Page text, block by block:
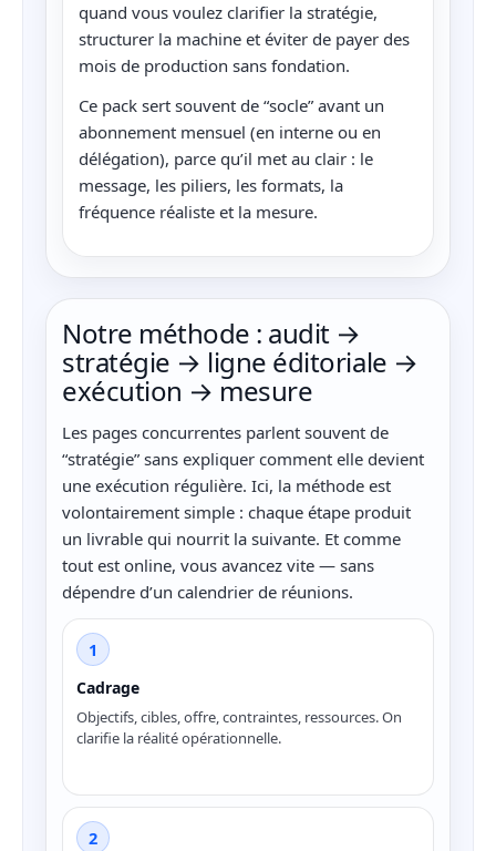
quand vous voulez clarifier la stratégie,
structurer la machine et éviter de payer des
mois de production sans fondation.
Ce pack sert souvent de “socle” avant un
abonnement mensuel (en interne ou en
délégation), parce qu’il met au clair : le
message, les piliers, les formats, la
fréquence réaliste et la mesure.
Notre méthode : audit →
stratégie → ligne éditoriale →
exécution → mesure
Les pages concurrentes parlent souvent de
“stratégie” sans expliquer comment elle devient
une exécution régulière. Ici, la méthode est
volontairement simple : chaque étape produit
un livrable qui nourrit la suivante. Et comme
tout est online, vous avancez vite — sans
dépendre d’un calendrier de réunions.
1
Cadrage
Objectifs, cibles, offre, contraintes, ressources. On
clarifie la réalité opérationnelle.
2